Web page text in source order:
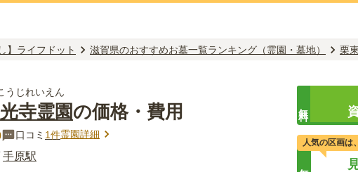
】ライフドット 滋賀県のおすすめお墓一覧ランキング（霊園・墓地） 栗
うじれいえん
寺霊園の価格・費用
口コミ 1件霊園詳細
手原駅
人気の区画は